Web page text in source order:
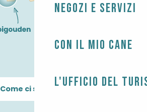
Negozi e servizi
Con il mio cane
L'Ufficio del
Come ci si arriva?